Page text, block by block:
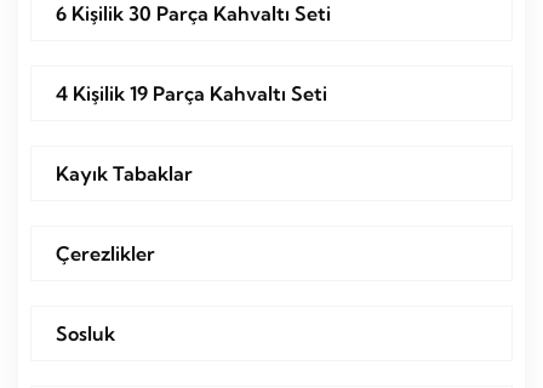
6 Kişilik 30 Parça Kahvaltı Seti
4 Kişilik 19 Parça Kahvaltı Seti
Kayık Tabaklar
Çerezlikler
Sosluk